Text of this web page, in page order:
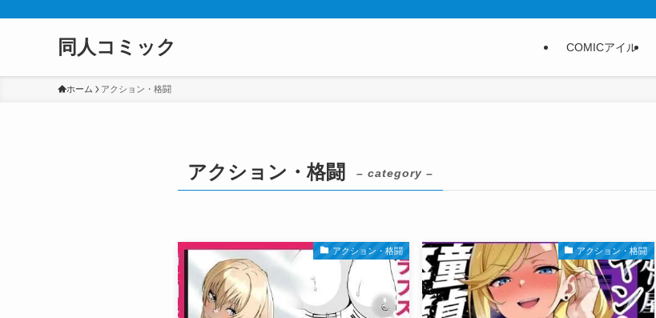
同人コミック COMICアイル
ホーム アクション・格闘
アクション・格闘 – category –
アクション・格闘 アクション・格闘